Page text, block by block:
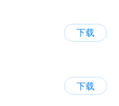
下载
下载